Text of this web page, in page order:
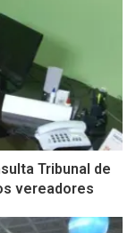
Tribunal de
vereadores